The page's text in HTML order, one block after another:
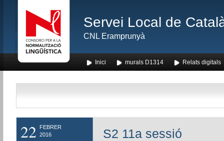
Servei Local de
CNL Eramprunyà
Inici murals D1314 Relats digitals
22
FEBRER
2016
S2 11a sessió